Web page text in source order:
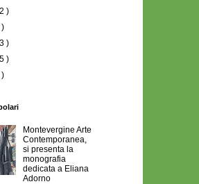
)
)
)
)
)
Montevergine Arte
Contemporanea,
si presenta la
monografia
dedicata a Eliana
Adorno